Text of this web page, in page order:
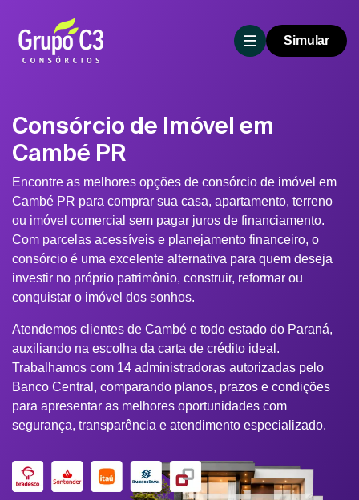
Simular
Consórcio de Imóvel em
Cambé PR
Encontre as melhores opções de consórcio de imóvel em
Cambé PR para comprar sua casa, apartamento, terreno
ou imóvel comercial sem pagar juros de financiamento.
Com parcelas acessíveis e planejamento financeiro, o
consórcio é uma excelente alternativa para quem deseja
investir no próprio patrimônio, construir, reformar ou
conquistar o imóvel dos sonhos.
Atendemos clientes de Cambé e todo estado do Paraná,
auxiliando na escolha da carta de crédito ideal.
Trabalhamos com 14 administradoras autorizadas pelo
Banco Central, comparando planos, prazos e condições
para apresentar as melhores oportunidades com
segurança, transparência e atendimento especializado.